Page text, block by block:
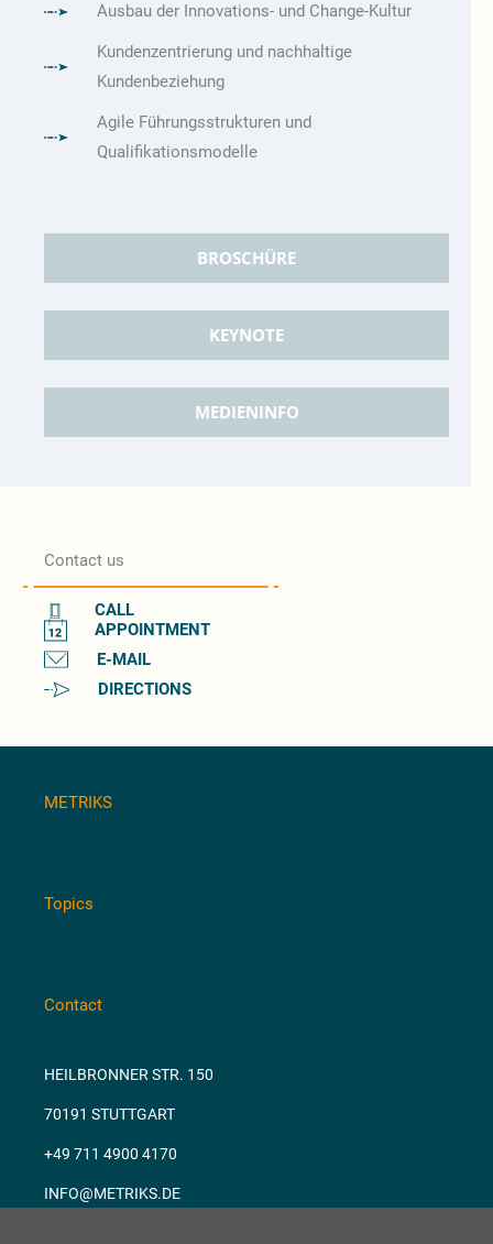
Ausbau der Innovations- und Change-Kultur
Kundenzentrierung und nachhaltige
Kundenbeziehung
Agile Führungsstrukturen und
Qualifikationsmodelle
BROSCHÜRE
KEYNOTE
MEDIENINFO
Contact us
CALL
APPOINTMENT
E-MAIL
DIRECTIONS
METRIKS
Topics
Contact
HEILBRONNER STR. 150
70191 STUTTGART
+49 711 4900 4170
INFO@METRIKS.DE